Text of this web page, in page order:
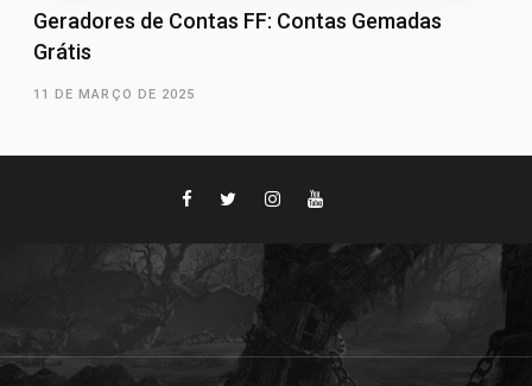
Geradores de Contas FF: Contas Gemadas
Grátis
11 DE MARÇO DE 2025